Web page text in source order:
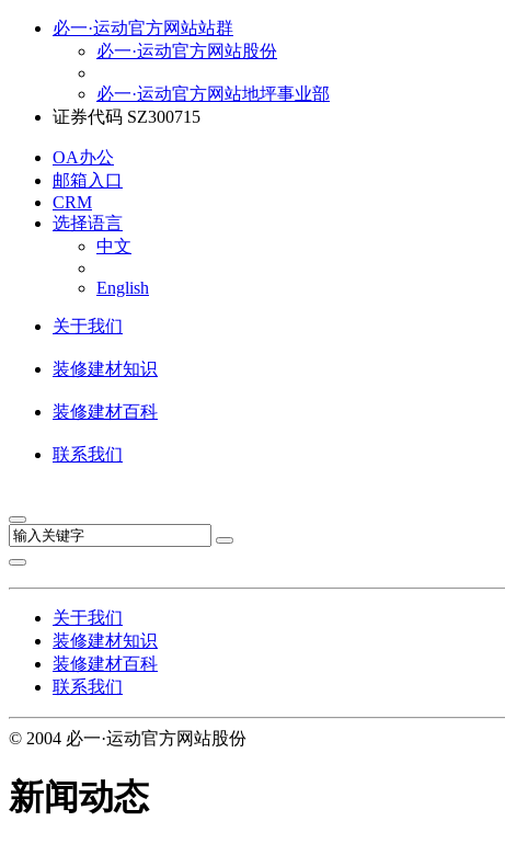
必一·运动官方网站站群
必一·运动官方网站股份
必一·运动官方网站地坪事业部
证券代码 SZ300715
OA办公
邮箱入口
CRM
选择语言
中文
English
关于我们
装修建材知识
装修建材百科
联系我们
关于我们
装修建材知识
装修建材百科
联系我们
© 2004 必一·运动官方网站股份
新闻动态